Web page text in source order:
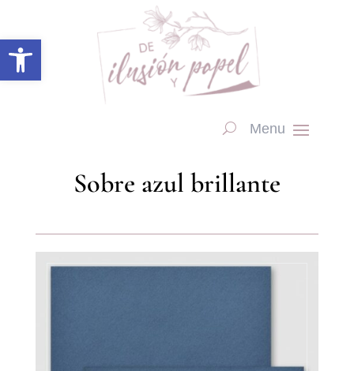
Abrir barra de herramientas
Sobre azul brillante